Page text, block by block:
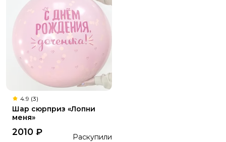
4.9 (3)
Шар сюрприз «Лопни
меня»
2010 ₽ Раскупили